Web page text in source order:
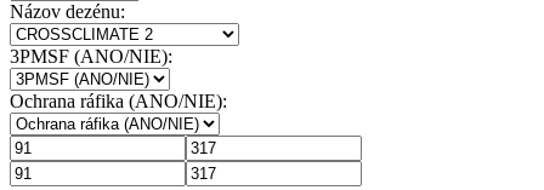
Názov dezénu:
3PMSF (ANO/NIE):
Ochrana ráfika (ANO/NIE):